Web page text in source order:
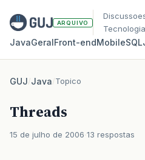
ARQUIVO
Tecnologia
JavaGeralFront‑endMobileSQL
GUJ/Java/Topico
Threads
15 de julho de 2006 13 respostas